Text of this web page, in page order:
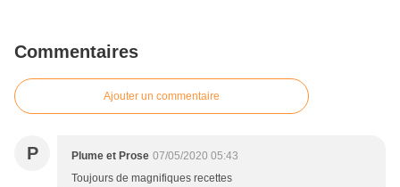
Commentaires
Ajouter un commentaire
P Plume et Prose 07/05/2020 05:43
Toujours de magnifiques recettes